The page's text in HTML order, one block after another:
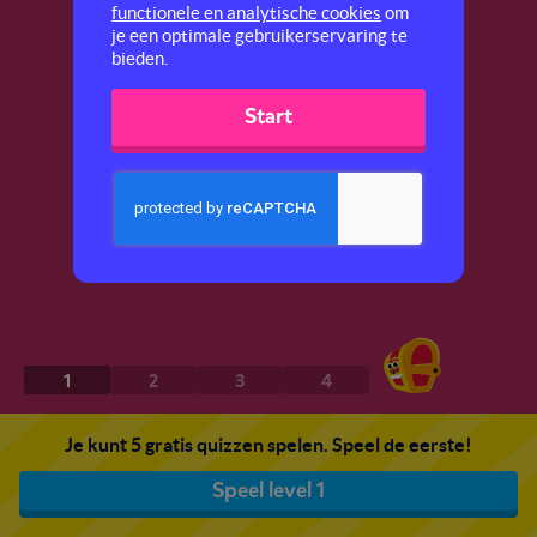
1 2 3 4
Je kunt 5 gratis quizzen spelen. Speel de eerste!
Speel level 1
functionele en analytische cookies om
je een optimale gebruikerservaring te
bieden.
Start